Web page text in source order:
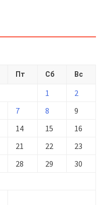
Пт Сб Вс
1
2
7 8
9
14 15
16
21 22
23
28 29
30